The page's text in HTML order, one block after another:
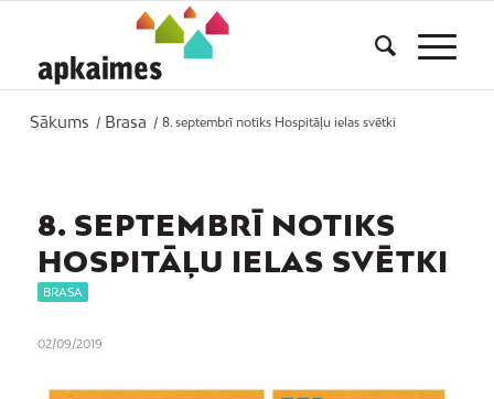
Sākums / Brasa / 8. septembrī notiks Hospitāļu ielas svētki
8. SEPTEMBRĪ NOTIKS
HOSPITĀĻU IELAS SVĒTKI
BRASA
02/09/2019